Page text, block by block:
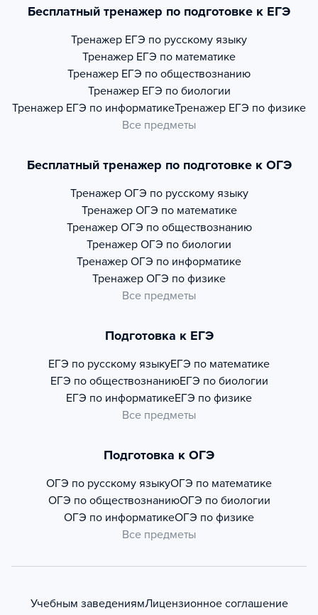
Бесплатный тренажер по подготовке к ЕГЭ
Тренажер ЕГЭ по русскому языку
Тренажер ЕГЭ по математике
Тренажер ЕГЭ по обществознанию
Тренажер ЕГЭ по биологии
Тренажер ЕГЭ по информатикеТренажер ЕГЭ по физике
Все предметы
Бесплатный тренажер по подготовке к ОГЭ
Тренажер ОГЭ по русскому языку
Тренажер ОГЭ по математике
Тренажер ОГЭ по обществознанию
Тренажер ОГЭ по биологии
Тренажер ОГЭ по информатике
Тренажер ОГЭ по физике
Все предметы
Подготовка к ЕГЭ
ЕГЭ по русскому языкуЕГЭ по математике
ЕГЭ по обществознаниюЕГЭ по биологии
ЕГЭ по информатикеЕГЭ по физике
Все предметы
Подготовка к ОГЭ
ОГЭ по русскому языкуОГЭ по математике
ОГЭ по обществознаниюОГЭ по биологии
ОГЭ по информатикеОГЭ по физике
Все предметы
Учебным заведениямЛицензионное соглашение